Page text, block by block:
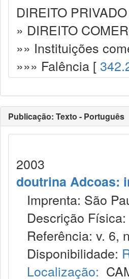
DIREITO
» DIREITO
»» Instituições
»»» Falência [
Publicação: Texto - Português
2003
doutrina Adcoas:
Imprenta: São
Descrição Física:
Referência: v. 6,
Disponibilidade:
Localização: